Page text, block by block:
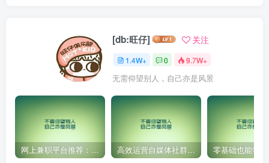
[db:旺仔] 关注
1.4W+ 0 9.7W+
无需仰望别人，自己亦是风景
网上兼职平台推荐：国外网赚任务！ 高效运营自媒体社群，让内容更有价值！